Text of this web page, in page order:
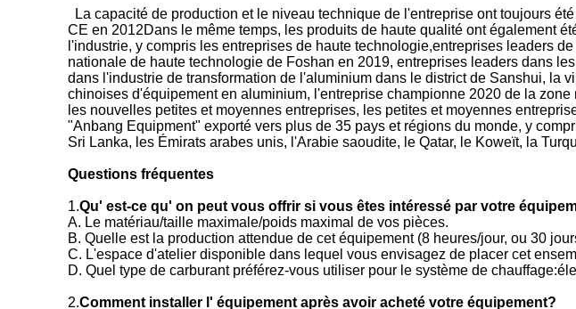
La capacité de production et le niveau technique de l'entreprise ont toujours
CE en 2012Dans le même temps, les produits de haute qualité ont également
l'industrie, y compris les entreprises de haute technologie,entreprises leaders
nationale de haute technologie de Foshan en 2019, entreprises leaders dans
dans l'industrie de transformation de l'aluminium dans le district de Sanshui, la
chinoises d'équipement en aluminium, l'entreprise championne 2020 de la
les nouvelles petites et moyennes entreprises, les petites et moyennes
"Anbang Equipment" exporté vers plus de 35 pays et régions du monde, y
Sri Lanka, les Émirats arabes unis, l'Arabie saoudite, le Qatar, le Koweït, la
Questions fréquentes
1.Qu' est-ce qu' on peut vous offrir si vous êtes intéressé par votre
A. Le matériau/taille maximale/poids maximal de vos pièces.
B. Quelle est la production attendue de cet équipement (8 heures/jour, ou 30
C. L'espace d'atelier disponible dans lequel vous envisagez de placer cet
D. Quel type de carburant préférez-vous utiliser pour le système de
2.Comment installer l' équipement après avoir acheté votre équipement?